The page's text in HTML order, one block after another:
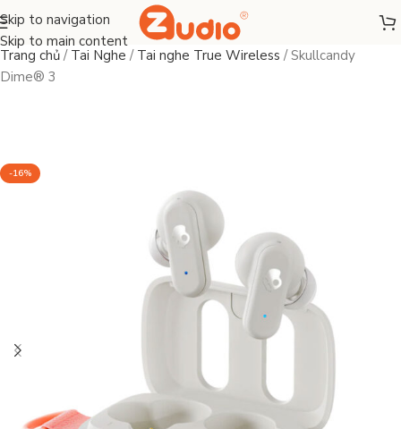
Skip to navigation
Skip to main content
Trang chủ / Tai Nghe / Tai nghe True Wireless /Skullcandy
Dime® 3
-16%